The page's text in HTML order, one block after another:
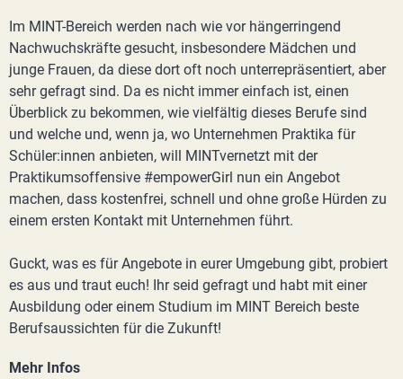
Im MINT-Bereich werden nach wie vor hängerringend
Nachwuchskräfte gesucht, insbesondere Mädchen und
junge Frauen, da diese dort oft noch unterrepräsentiert, aber
sehr gefragt sind. Da es nicht immer einfach ist, einen
Überblick zu bekommen, wie vielfältig dieses Berufe sind
und welche und, wenn ja, wo Unternehmen Praktika für
Schüler:innen anbieten, will MINTvernetzt mit der
Praktikumsoffensive #empowerGirl nun ein Angebot
machen, dass kostenfrei, schnell und ohne große Hürden zu
einem ersten Kontakt mit Unternehmen führt.
Guckt, was es für Angebote in eurer Umgebung gibt, probiert
es aus und traut euch! Ihr seid gefragt und habt mit einer
Ausbildung oder einem Studium im MINT Bereich beste
Berufsaussichten für die Zukunft!
Mehr Infos